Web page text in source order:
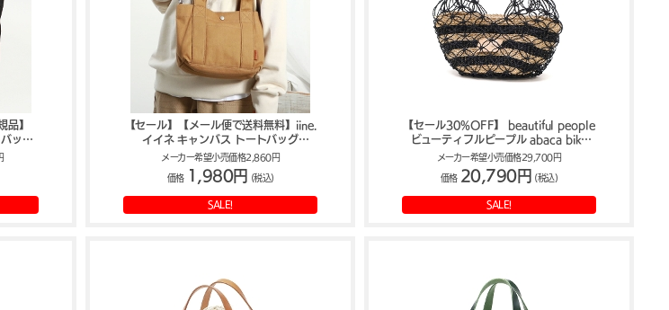
品】
ッグ
【セール】【メール便で送料無料】iine.
イイネ キャンバス トートバッグ
IO1001-01
メーカー希望小売価格2,860円
価格 1,980円 (税込)
SALE!
【セール30%OFF】 beautiful people
ビューティフルピープル abaca biku
hand bag かごバッグ 611997
メーカー希望小売価格29,700円
価格 20,790円 (税込)
SALE!